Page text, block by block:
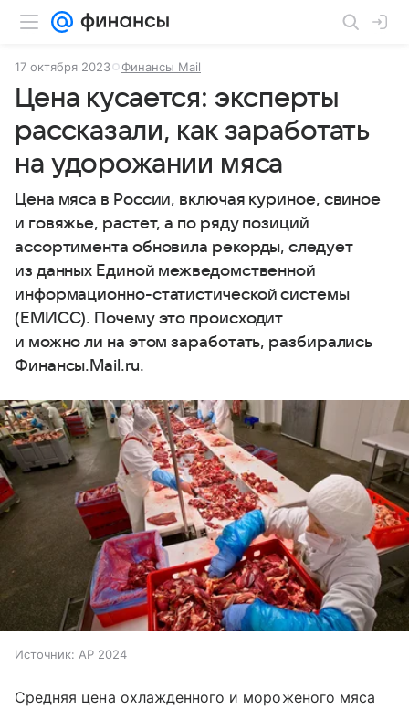
17 октября 2023 Финансы Mail
Цена кусается: эксперты
рассказали, как заработать
на удорожании мяса
Цена мяса в России, включая куриное, свиное
и говяжье, растет, а по ряду позиций
ассортимента обновила рекорды, следует
из данных Единой межведомственной
информационно-статистической системы
(ЕМИСС). Почему это происходит
и можно ли на этом заработать, разбирались
Финансы.Mail.ru.
Источник: AP 2024
Средняя цена охлажденного и мороженого мяса